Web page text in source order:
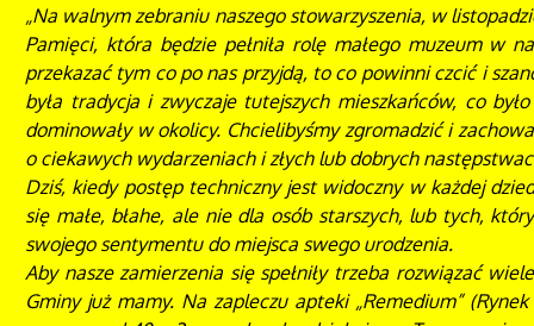
„Na walnym zebraniu naszego stowarzyszenia, w
Pamięci, która będzie pełniła rolę małego muzeum w
przekazać tym co po nas przyjdą, to co powinni czcić i
była tradycja i zwyczaje tutejszych mieszkańców, co
dominowały w okolicy. Chcielibyśmy zgromadzić i
o ciekawych wydarzeniach i złych lub dobrych
Dziś, kiedy postęp techniczny jest widoczny w każdej
się małe, błahe, ale nie dla osób starszych, lub tych,
swojego sentymentu do miejsca swego urodzenia.
Aby nasze zamierzenia się spełniły trzeba rozwiązać
Gminy już mamy. Na zapleczu apteki „Remedium”